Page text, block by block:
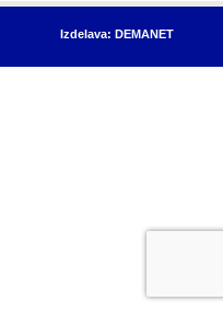
Izdelava: DEMANET